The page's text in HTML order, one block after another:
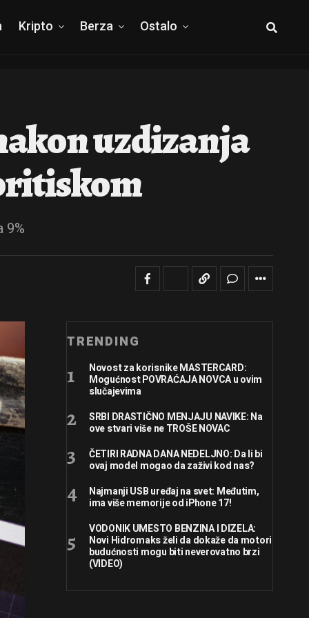
Kripto Berza Ostalo
uzdizanja
9%
TRENDING
Novost za korisnike MASTERCARD:
Mogućnost POVRAĆAJA NOVCA u ovim
slučajevima
SRBI DRASTIČNO MENJAJU NAVIKE: Na
ove stvari više ne TROŠE NOVAC
ČETIRI RADNA DANA NEDELJNO: Da li bi
ovaj model mogao da zaživi kod nas?
Najmanji USB uređaj na svet: Međutim,
ima više memorije od iPhone 17!
VODONIK UMESTO BENZINA I DIZELA:
Novi Hidromaks želi da dokaže da motori
budućnosti mogu biti neverovatno brzi
(VIDEO)